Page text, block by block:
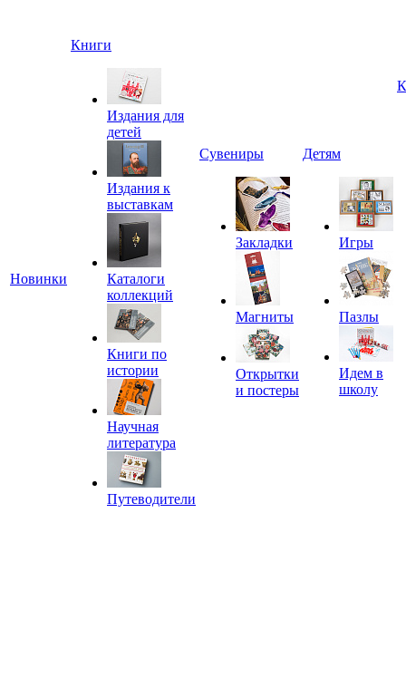
Новинки
Книги
Издания для
детей
Издания к
выставкам
Каталоги
коллекций
Книги по
истории
Научная
литература
Путеводители
Сувениры
Закладки
Магниты
Открытки
и постеры
Детям
Игры
Пазлы
Идем в
школу